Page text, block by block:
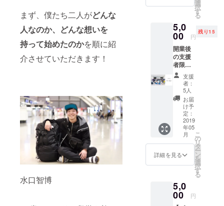
まず、僕たち二人がどんな
人なのか、どんな想いを
持って始めたのかを順に紹
介させていただきます！
水口智博
知人へ
渡し可
能 ※ ド
リンク
チケッ
トの該
当商品
は500円
（税
抜）ま
でのも
のにな
ります
※ リネ
ン代の
500円
（税
抜）は
通費は
含まれ
ており
選
択
す
る
5,0
00 円
残り15
開業後
の支援
者限定
オフ
会！（4
月6日）
※ 19−23
時 ※ 出
入り自
由 ※ お
酒とお
つまみ
は用意
してい
ます ※
交通費
れてお
りませ
ん ※ 支
支援
者：
5人
お届
け予
定：
2019
年05
月
詳細を見る
こ
の
リ
タ
ー
ン
を
選
択
す
る
5,0
00 円